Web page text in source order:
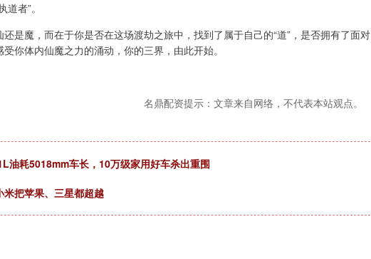
者”。
是魔，而在于你是否在这场渡劫之旅中，找到了属于自己的“道”，是否拥有了面对
你体内仙魔之力的涌动，你的三界，由此开始。
名鼎配资提示：文章来自网络，不代表本站观点。
油耗5018mm车长，10万级家用好车杀出重围
把苹果、三星都超越